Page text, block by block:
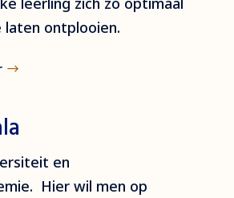
ontplooien.
en
Hier wil men op